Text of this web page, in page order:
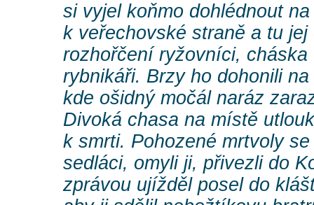
si vyjel koňmo dohlédnout
k veřechovské straně a tu
rozhořčení ryžovníci,
rybnikáři. Brzy ho dohonili
kde ošidný močál naráz
Divoká chasa na místě
k smrti. Pohozené mrtvoly
sedláci, omyli ji, přivezli do
zprávou ujížděl posel do